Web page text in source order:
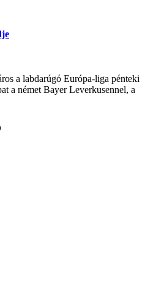
a labdarúgó Európa-liga pénteki
a német Bayer Leverkusennel, a